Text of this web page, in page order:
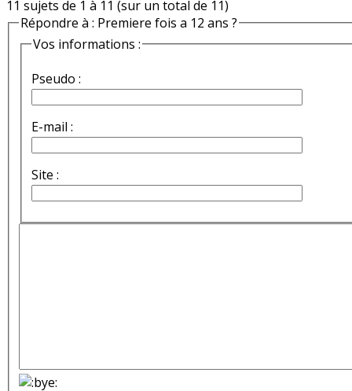
11 sujets de 1 à 11 (sur un total de 11)
Répondre à : Premiere fois a 12 ans ?
Vos informations :
Pseudo :
E-mail :
Site :